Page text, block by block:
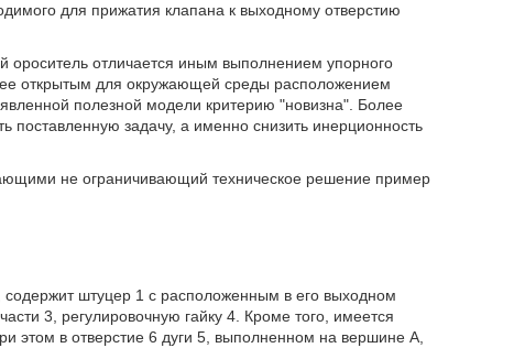
для прижатия клапана к выходному отверстию
отличается иным выполнением упорного
открытым для окружающей среды расположением
полезной модели критерию "новизна". Более
поставленную задачу, а именно снизить инерционность
не ограничивающий техническое решение пример
штуцер 1 с расположенным в его выходном
3, регулировочную гайку 4. Кроме того, имеется
этом в отверстие 6 дуги 5, выполненном на вершине А,